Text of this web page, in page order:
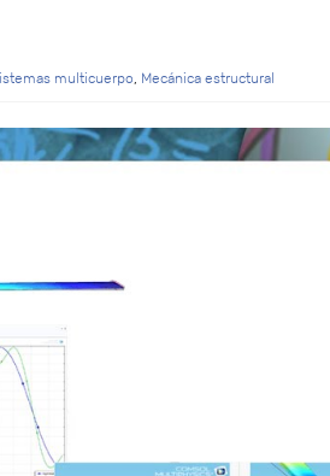
multicuerpo Mecánica estructural